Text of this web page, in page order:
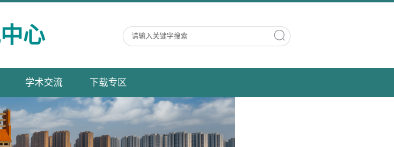
心
学术交流 下载专区